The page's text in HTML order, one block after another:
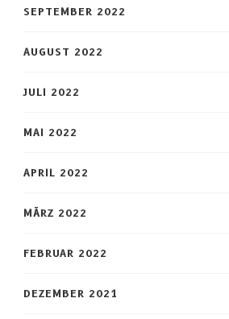
SEPTEMBER 2022
AUGUST 2022
JULI 2022
MAI 2022
APRIL 2022
MÄRZ 2022
FEBRUAR 2022
DEZEMBER 2021